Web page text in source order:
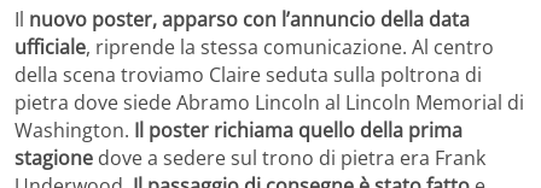
Il nuovo poster, apparso con l’annuncio della data
ufficiale, riprende la stessa comunicazione. Al centro
della scena troviamo Claire seduta sulla poltrona di
pietra dove siede Abramo Lincoln al Lincoln Memorial di
Washington. Il poster richiama quello della prima
stagione dove a sedere sul trono di pietra era Frank